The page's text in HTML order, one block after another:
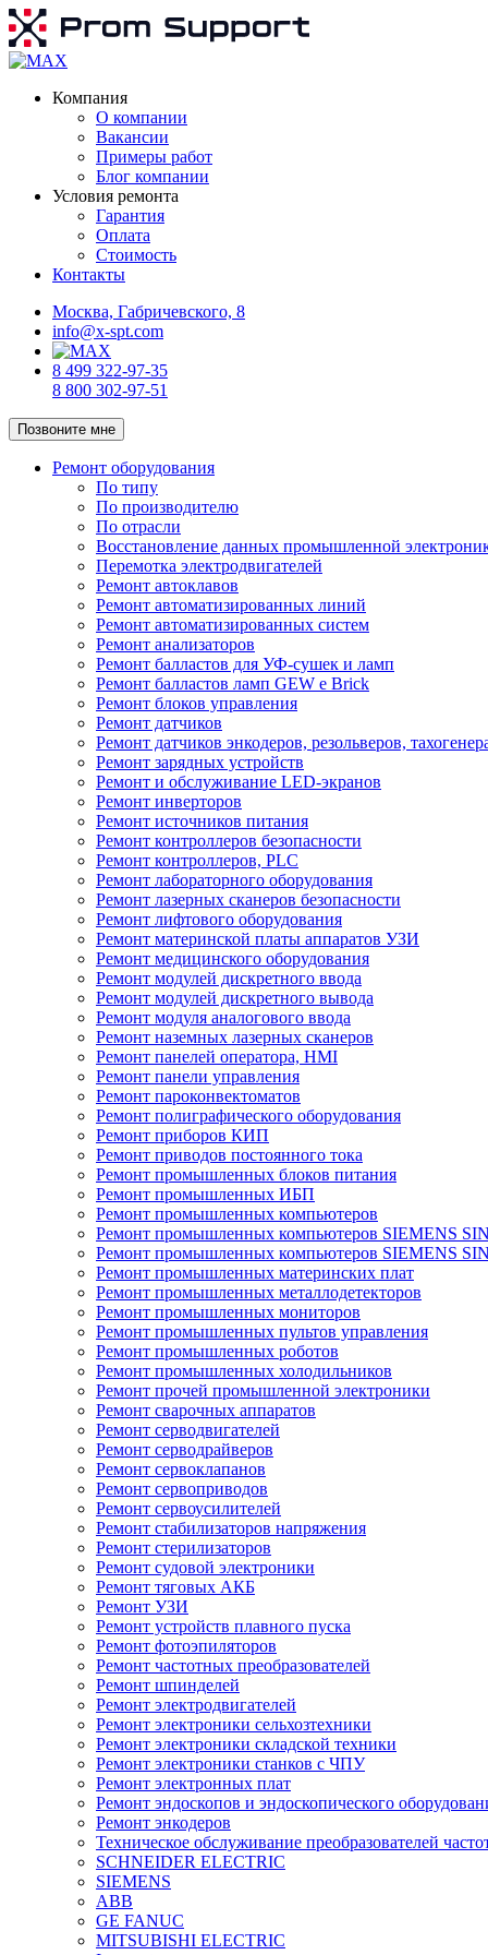
Компания
О компании
Вакансии
Примеры работ
Блог компании
Условия ремонта
Гарантия
Оплата
Стоимость
Контакты
Москва, Габричевского, 8
info@x-spt.com
8 499 322-97-35
8 800 302-97-51
Позвоните мне
Ремонт оборудования
По типу
По производителю
По отрасли
Восстановление данных промышленной
Перемотка электродвигателей
Ремонт автоклавов
Ремонт автоматизированных линий
Ремонт автоматизированных систем
Ремонт анализаторов
Ремонт балластов для УФ-сушек и ламп
Ремонт балластов ламп GEW e Brick
Ремонт блоков управления
Ремонт датчиков
Ремонт датчиков энкодеров, резольверов,
Ремонт зарядных устройств
Ремонт и обслуживание LED-экранов
Ремонт инверторов
Ремонт источников питания
Ремонт контроллеров безопасности
Ремонт контроллеров, PLC
Ремонт лабораторного оборудования
Ремонт лазерных сканеров безопасности
Ремонт лифтового оборудования
Ремонт материнской платы аппаратов УЗИ
Ремонт медицинского оборудования
Ремонт модулей дискретного ввода
Ремонт модулей дискретного вывода
Ремонт модуля аналогового ввода
Ремонт наземных лазерных сканеров
Ремонт панелей оператора, HMI
Ремонт панели управления
Ремонт пароконвектоматов
Ремонт полиграфического оборудования
Ремонт приборов КИП
Ремонт приводов постоянного тока
Ремонт промышленных блоков питания
Ремонт промышленных ИБП
Ремонт промышленных компьютеров
Ремонт промышленных компьютеров SIEMENS
Ремонт промышленных компьютеров SIEMENS
Ремонт промышленных материнских плат
Ремонт промышленных металлодетекторов
Ремонт промышленных мониторов
Ремонт промышленных пультов управления
Ремонт промышленных роботов
Ремонт промышленных холодильников
Ремонт прочей промышленной электроники
Ремонт сварочных аппаратов
Ремонт серводвигателей
Ремонт серводрайверов
Ремонт сервоклапанов
Ремонт сервоприводов
Ремонт сервоусилителей
Ремонт стабилизаторов напряжения
Ремонт стерилизаторов
Ремонт судовой электроники
Ремонт тяговых АКБ
Ремонт УЗИ
Ремонт устройств плавного пуска
Ремонт фотоэпиляторов
Ремонт частотных преобразователей
Ремонт шпинделей
Ремонт электродвигателей
Ремонт электроники сельхозтехники
Ремонт электроники складской техники
Ремонт электроники станков с ЧПУ
Ремонт электронных плат
Ремонт эндоскопов и эндоскопического
Ремонт энкодеров
Техническое обслуживание преобразователей
SCHNEIDER ELECTRIC
SIEMENS
ABB
GE FANUC
MITSUBISHI ELECTRIC